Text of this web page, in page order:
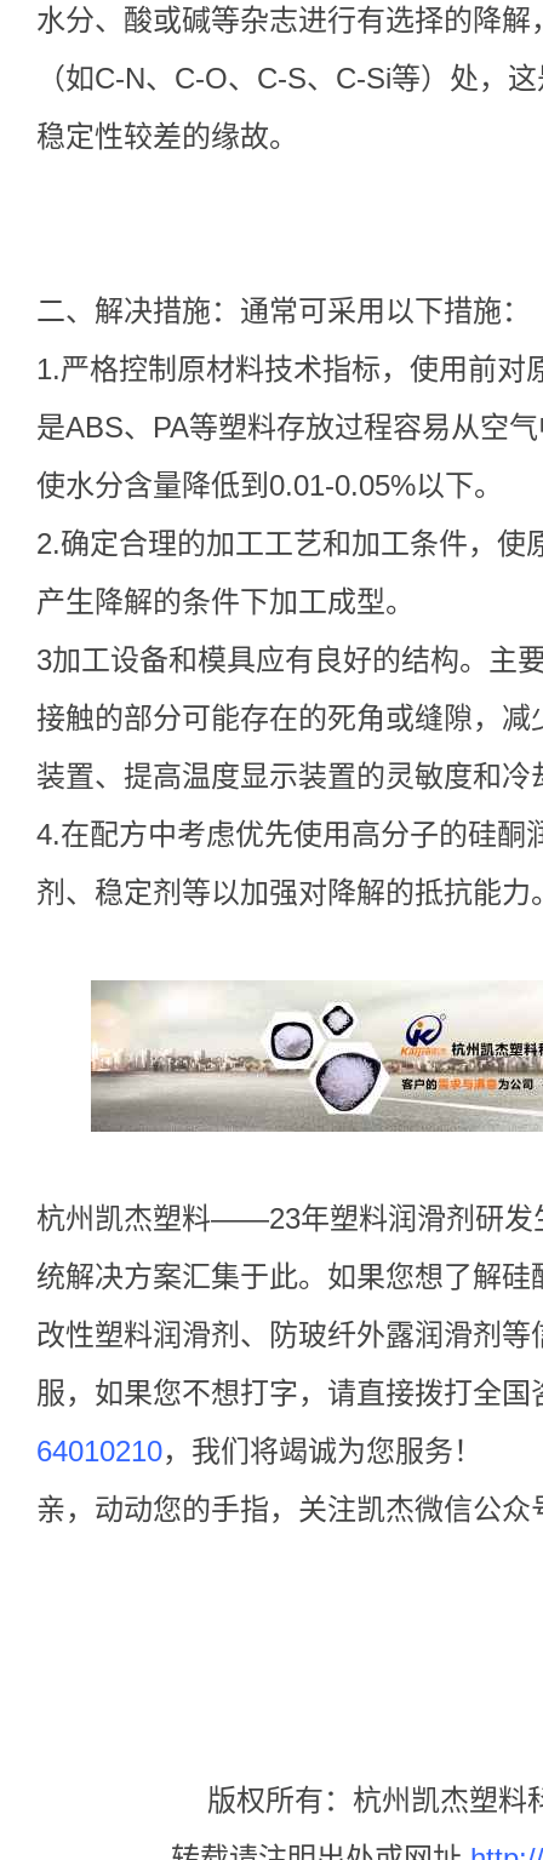
水分、酸或碱等杂志进行有选择的降
（如C-N、C-O、C-S、C-Si等）处，
稳定性较差的缘故。
二、解决措施：通常可采用以下措施：
1.严格控制原材料技术指标，使用前对
是ABS、PA等塑料存放过程容易从空
使水分含量降低到0.01-0.05%以下。
2.确定合理的加工工艺和加工条件，使
产生降解的条件下加工成型。
3加工设备和模具应有良好的结构。主
接触的部分可能存在的死角或缝隙，
装置、提高温度显示装置的灵敏度和
4.在配方中考虑优先使用高分子的硅酮
剂、稳定剂等以加强对降解的抵抗能力
杭州凯杰塑料——23年塑料润滑剂研发
统解决方案汇集于此。如果您想了解
改性塑料润滑剂、防玻纤外露润滑剂
服，如果您不想打字，请直接拨打全国
64010210，我们将竭诚为您服务！
亲，动动您的手指，关注凯杰微信公众
版权所有：杭州凯杰塑料